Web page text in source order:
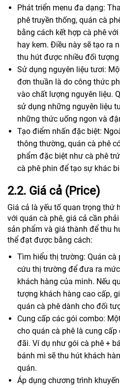
Phát triển menu đa dạng:
phê truyền thống, quán cà
bằng cách kết hợp cà phê
hay kem. Điều này sẽ tạo ra
thu hút được nhiều đối
Sử dụng nguyên liệu tươi:
đơn thuần là do công thức
vào chất lượng nguyên liệu.
sử dụng những nguyên liệu
những thức uống ngon và
Tạo điểm nhấn đặc biệt:
thông thường, quán cà phê
phẩm đặc biệt như cà phê
cà phê phin để tạo sự khác
2.2. Giá cả (Price)
Giá cả là yếu tố quan trọng thứ
với quán cà phê, giá cả cần
sản phẩm và giá thành để thu
thể đạt được bằng cách:
Tìm hiểu thị trường: Quán cà
cứu thị trường để đưa ra
khách hàng của mình. Nếu
tượng khách hàng cao cấp,
quán cà phê dành cho đối
Cung cấp các gói combo:
cho quán cà phê là cung
đãi. Ví dụ như gói cà phê +
bánh mì sẽ thu hút khách
quán.
Áp dụng chương trình